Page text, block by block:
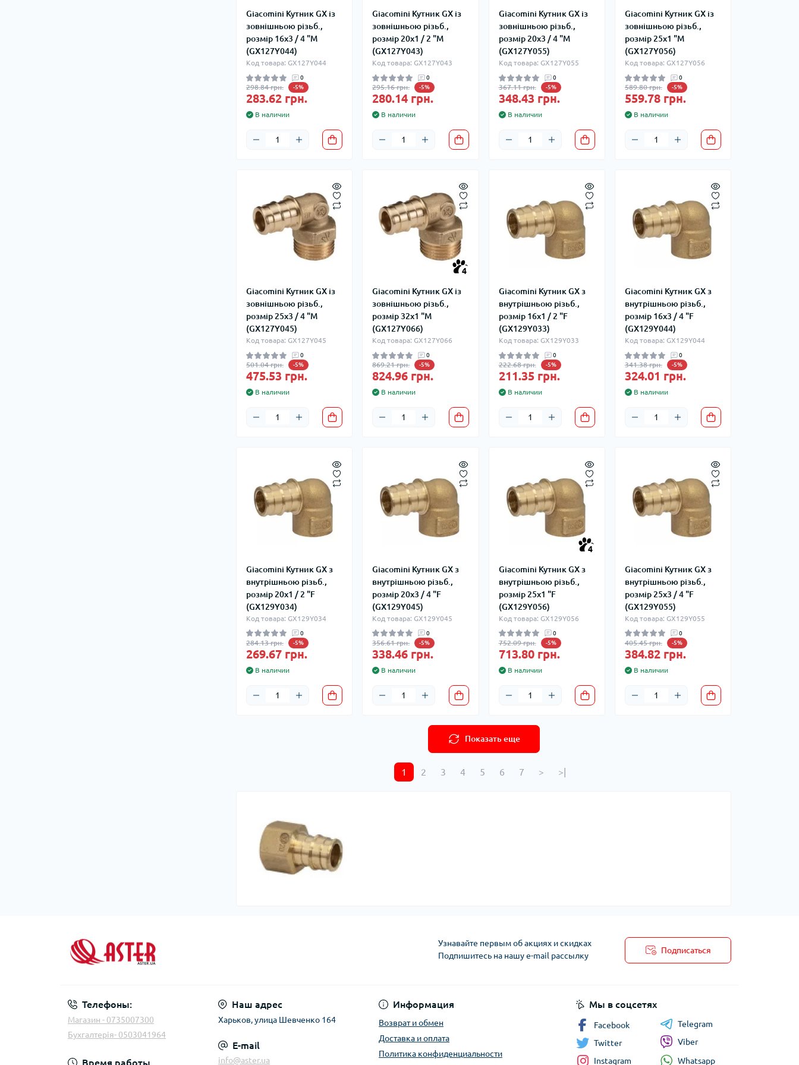
Giacomini Кутник GX із
зовнішньою різьб.,
розмір 16x3 / 4 "M
(GX127Y044)
Код товара: GX127Y044
0
298.84 грн. -5%
283.62 грн.
В наличии
Giacomini Кутник GX із
зовнішньою різьб.,
розмір 20x1 / 2 "M
(GX127Y043)
Код товара: GX127Y043
0
295.16 грн. -5%
280.14 грн.
В наличии
Giacomini Кутник GX із
зовнішньою різьб.,
розмір 20x3 / 4 "M
(GX127Y055)
Код товара: GX127Y055
0
367.11 грн. -5%
348.43 грн.
В наличии
Giacomini Кутник GX із
зовнішньою різьб.,
розмір 25x1 "M
(GX127Y056)
Код товара: GX127Y056
0
589.80 грн. -5%
559.78 грн.
В наличии
Giacomini Кутник GX із
зовнішньою різьб.,
розмір 25x3 / 4 "M
(GX127Y045)
Код товара: GX127Y045
0
501.04 грн. -5%
475.53 грн.
В наличии
4
Giacomini Кутник GX із
зовнішньою різьб.,
розмір 32x1 "M
(GX127Y066)
Код товара: GX127Y066
0
869.21 грн. -5%
824.96 грн.
В наличии
Giacomini Кутник GX з
внутрішньою різьб.,
розмір 16x1 / 2 "F
(GX129Y033)
Код товара: GX129Y033
0
222.68 грн. -5%
211.35 грн.
В наличии
Giacomini Кутник GX з
внутрішньою різьб.,
розмір 16x3 / 4 "F
(GX129Y044)
Код товара: GX129Y044
0
341.38 грн. -5%
324.01 грн.
В наличии
Giacomini Кутник GX з
внутрішньою різьб.,
розмір 20x1 / 2 "F
(GX129Y034)
Код товара: GX129Y034
0
284.13 грн. -5%
269.67 грн.
В наличии
Giacomini Кутник GX з
внутрішньою різьб.,
розмір 20x3 / 4 "F
(GX129Y045)
Код товара: GX129Y045
0
356.61 грн. -5%
338.46 грн.
В наличии
4
Giacomini Кутник GX з
внутрішньою різьб.,
розмір 25x1 "F
(GX129Y056)
Код товара: GX129Y056
0
752.09 грн. -5%
713.80 грн.
В наличии
Giacomini Кутник GX з
внутрішньою різьб.,
розмір 25x3 / 4 "F
(GX129Y055)
Код товара: GX129Y055
0
405.45 грн. -5%
384.82 грн.
В наличии
Показать еще
1 2 3 4 5 6 7 > >|
Узнавайте первым об акциях и скидках
Подпишитесь на нашу e-mail рассылку
Подписаться
Телефоны:
Магазин - 0735007300
Бухгалтерія- 0503041964
Время работы
Наш адрес
Харьков, улица Шевченко 164
E-mail
info@aster.ua
Информация
Возврат и обмен
Доставка и оплата
Политика конфиденциальности
Мы в соцсетях
Facebook
Twitter
Instagram
Telegram
Viber
Whatsapp